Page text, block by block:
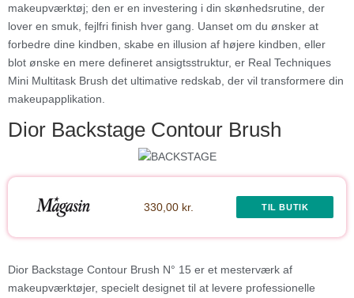
makeupværktøj; den er en investering i din skønhedsrutine, der
lover en smuk, fejlfri finish hver gang. Uanset om du ønsker at
forbedre dine kindben, skabe en illusion af højere kindben, eller
blot ønske en mere defineret ansigtsstruktur, er Real Techniques
Mini Multitask Brush det ultimative redskab, der vil transformere din
makeupapplikation.
Dior Backstage Contour Brush
330,00 kr. TIL BUTIK
Dior Backstage Contour Brush N° 15 er et mesterværk af
makeupværktøjer, specielt designet til at levere professionelle